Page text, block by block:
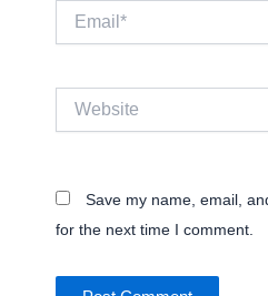
Email*
Save my name, email,
for the next time I comment.